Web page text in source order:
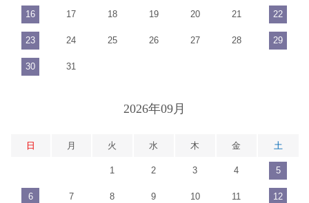
16 17 18 19 20 21 22
23 24 25 26 27 28 29
30 31
2026年09月
日 月 火 水 木 金 土
1 2 3 4 5
6 7 8 9 10 11 12